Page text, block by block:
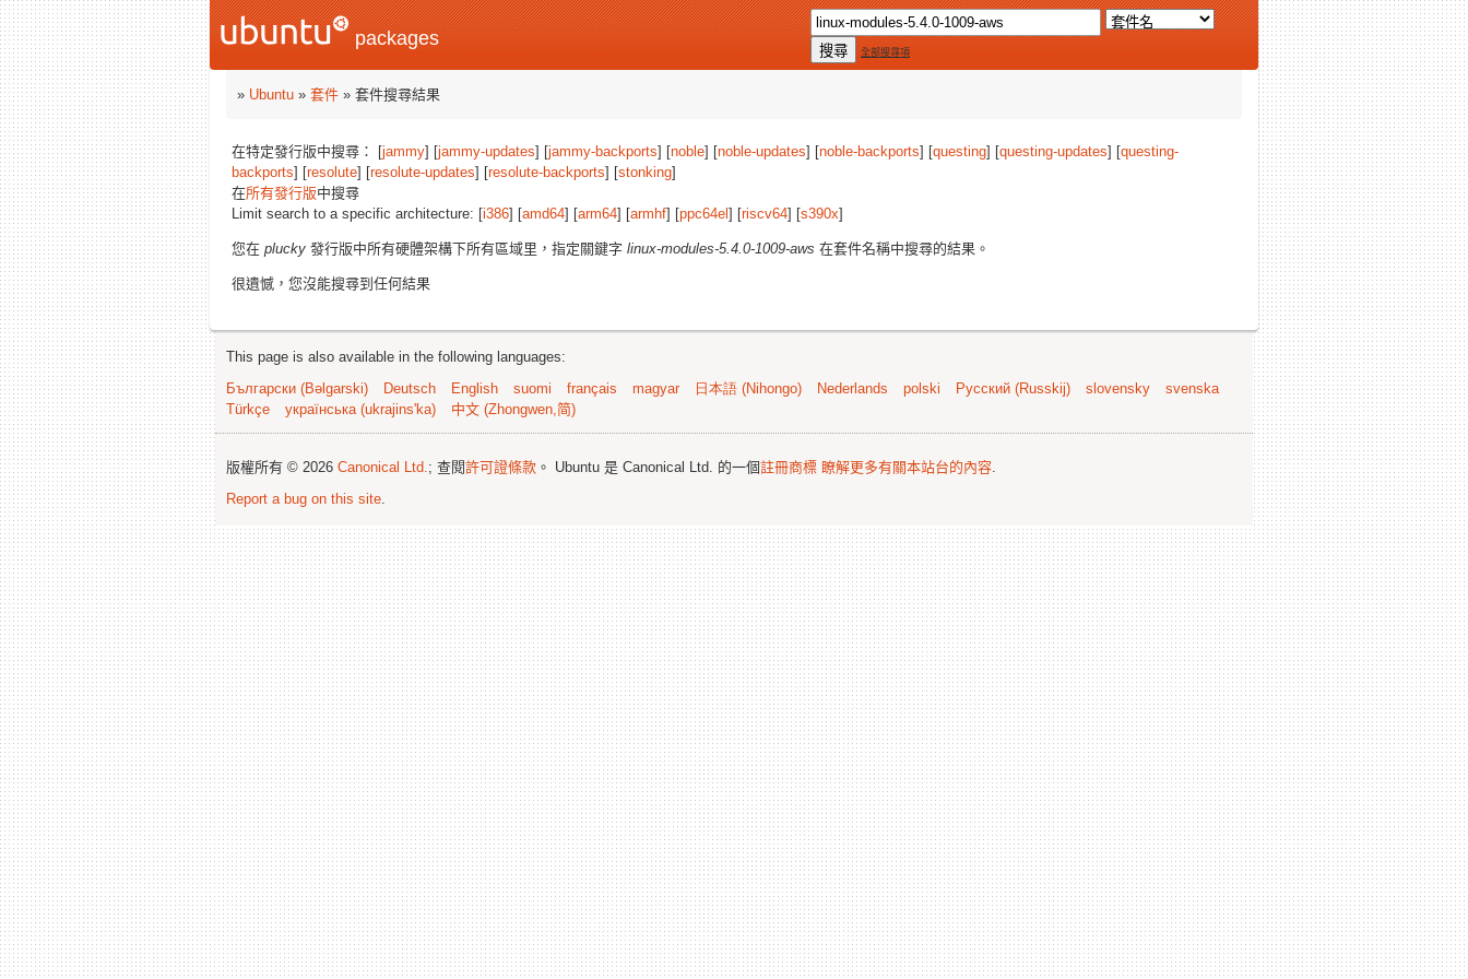
packages
全部搜尋項
» Ubuntu » 套件 » 套件搜尋結果
在特定發行版中搜尋： [jammy] [jammy-updates] [jammy-backports] [noble] [noble-updates] [noble-backports] [questing] [questing-updates] [questing-
backports] [resolute] [resolute-updates] [resolute-backports] [stonking]
在所有發行版中搜尋
Limit search to a specific architecture: [i386] [amd64] [arm64] [armhf] [ppc64el ] [riscv64] [s390x]
您在 plucky 發行版中所有硬體架構下所有區域里，指定關鍵字 linux-modules-5.4.0-1009-aws 在套件名稱中搜尋的結果。
很遺憾，您沒能搜尋到任何結果
This page is also available in the following languages:
Български (Bəlgarski)
Deutsch English suomi français magyar 日本語 (Nihongo) Nederlands polski Русский (Russkij) slovensky
svenska
Türkçe
українська (ukrajins'ka) 中文 (Zhongwen,简)
版權所有 © 2026 Canonical Ltd.; 查閱許可證條款 。 Ubuntu 是 Canonical Ltd. 的一個註冊商標 瞭解更多有關本站台的內容.
Report a bug on this site.